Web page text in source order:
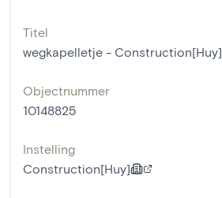
Titel
wegkapelletje - Construction[Huy]
Objectnummer
10148825
Instelling
Construction[Huy]